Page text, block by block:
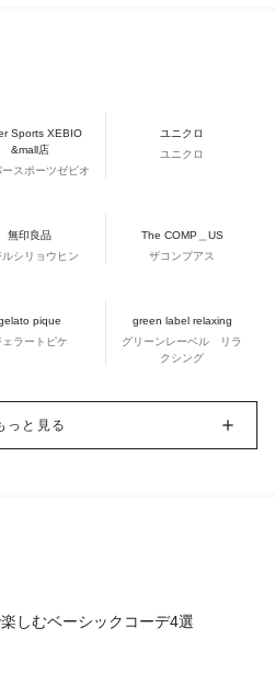
Sports XEBIO
&mall店
ースポーツゼビオ
ユニクロ
ユニクロ
無印良品
ルシリョウヒン
The COMP＿US
ザコンプアス
pique
ェラートピケ
green label relaxing
グリーンレーベル リラ
クシング
っと見る
しむベーシックコーデ4選